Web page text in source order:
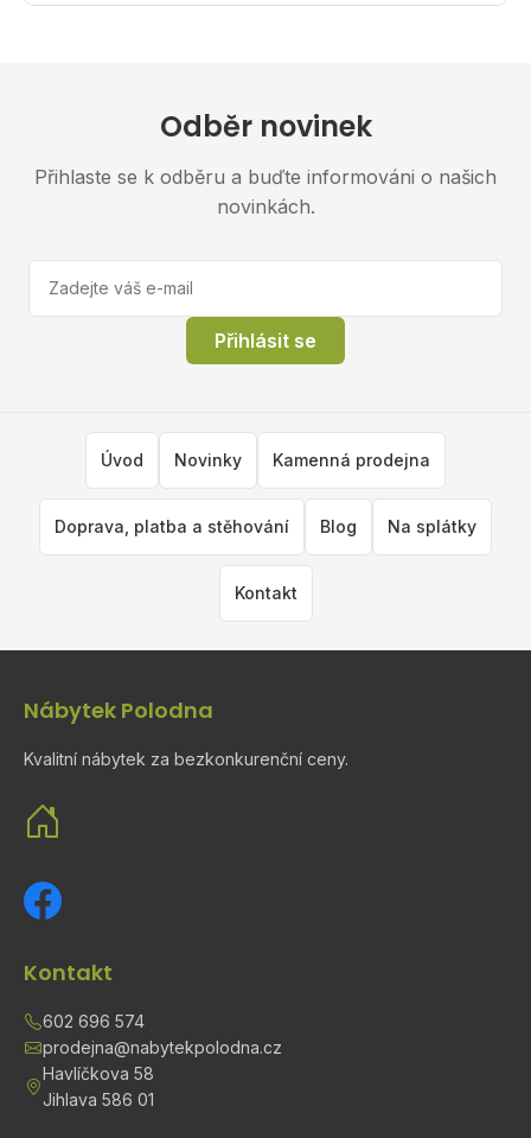
Odběr novinek
Přihlaste se k odběru a buďte informováni o našich
novinkách.
Přihlásit se
Úvod Novinky Kamenná prodejna
Doprava, platba a stěhování Blog Na splátky
Kontakt
Nábytek Polodna
Kvalitní nábytek za bezkonkurenční ceny.
Kontakt
602 696 574
prodejna@nabytekpolodna.cz
Havlíčkova 58
Jihlava 586 01